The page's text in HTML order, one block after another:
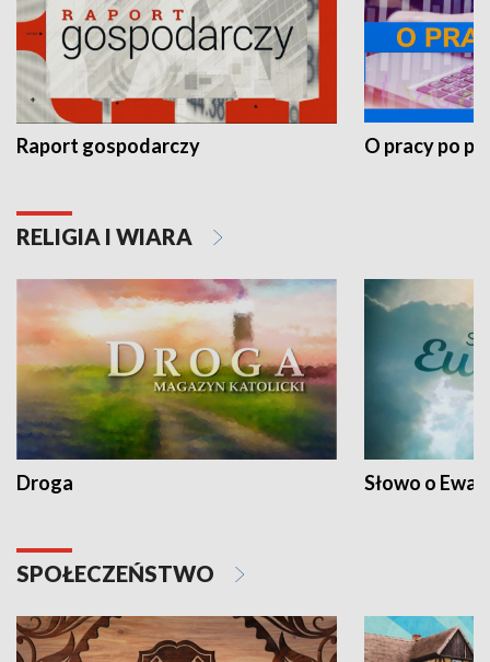
Raport gospodarczy O pracy po
RELIGIA I WIARA
Droga Słowo o
SPOŁECZEŃSTWO